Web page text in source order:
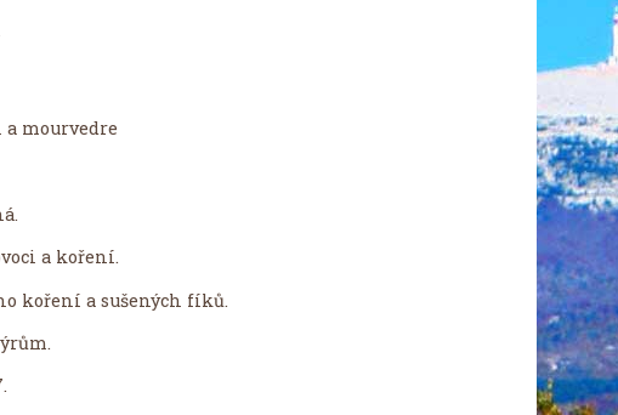
a mourvedre
a koření.
koření a sušených fíků.